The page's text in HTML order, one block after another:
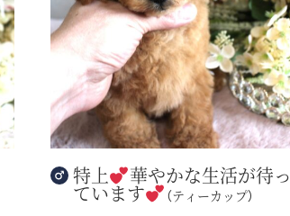
特上 華やかな生活が待っ
ています （ティーカップ）